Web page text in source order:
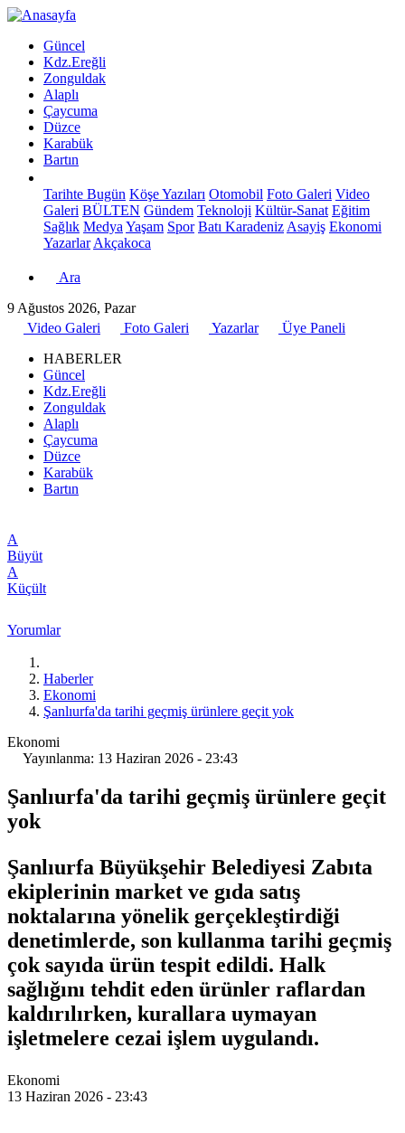
Güncel
Kdz.Ereğli
Zonguldak
Alaplı
Çaycuma
Düzce
Karabük
Bartın
Tarihte Bugün Köşe Yazıları Otomobil Foto Galeri Video
Galeri BÜLTEN Gündem Teknoloji Kültür-Sanat Eğitim
Sağlık Medya Yaşam Spor Batı Karadeniz Asayiş Ekonomi
Yazarlar Akçakoca
Ara
9 Ağustos 2026, Pazar
Video Galeri
Foto Galeri Yazarlar
Üye Paneli
HABERLER
Güncel
Kdz.Ereğli
Zonguldak
Alaplı
Çaycuma
Düzce
Karabük
Bartın
A
Büyüt
A
Küçült
Yorumlar
Haberler
Ekonomi
Şanlıurfa'da tarihi geçmiş ürünlere geçit yok
Ekonomi
Yayınlanma: 13 Haziran 2026 - 23:43
Şanlıurfa'da tarihi geçmiş ürünlere geçit
yok
Şanlıurfa Büyükşehir Belediyesi Zabıta
ekiplerinin market ve gıda satış
noktalarına yönelik gerçekleştirdiği
denetimlerde, son kullanma tarihi geçmiş
çok sayıda ürün tespit edildi. Halk
sağlığını tehdit eden ürünler raflardan
kaldırılırken, kurallara uymayan
işletmelere cezai işlem uygulandı.
Ekonomi
13 Haziran 2026 - 23:43